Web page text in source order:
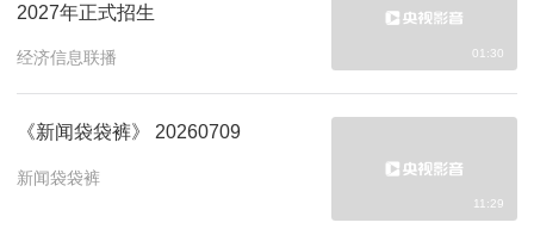
2027年正式招生
经济信息联播 01:30
《新闻袋袋裤》 20260709
新闻袋袋裤
11:29